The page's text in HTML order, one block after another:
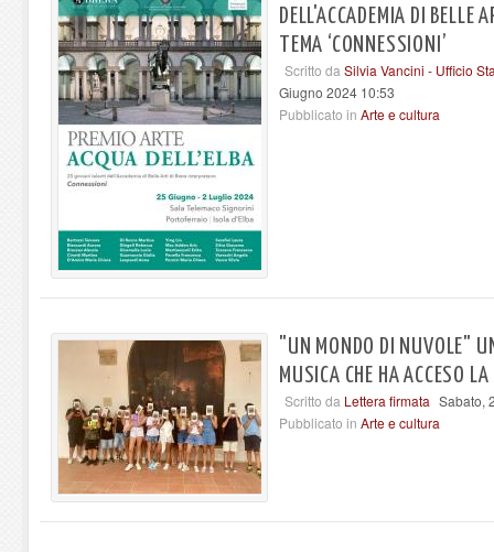
DELL'ACCADEMIA DI BELLE
TEMA ‘CONNESSIONI’
Scritto da Silvia Vancini - Ufficio
Giugno 2024 10:53
Pubblicato in Arte e cultura
"UN MONDO DI NUVOLE"
MUSICA CHE HA ACCESO
Scritto da Lettera firmata Sabato,
Pubblicato in Arte e cultura